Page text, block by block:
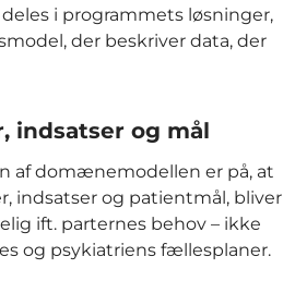
i programmets løsninger,
der beskriver data, der
indsatser og mål
af domænemodellen er på, at
indsatser og patientmål, bliver
ift. parternes behov – ikke
og psykiatriens fællesplaner.